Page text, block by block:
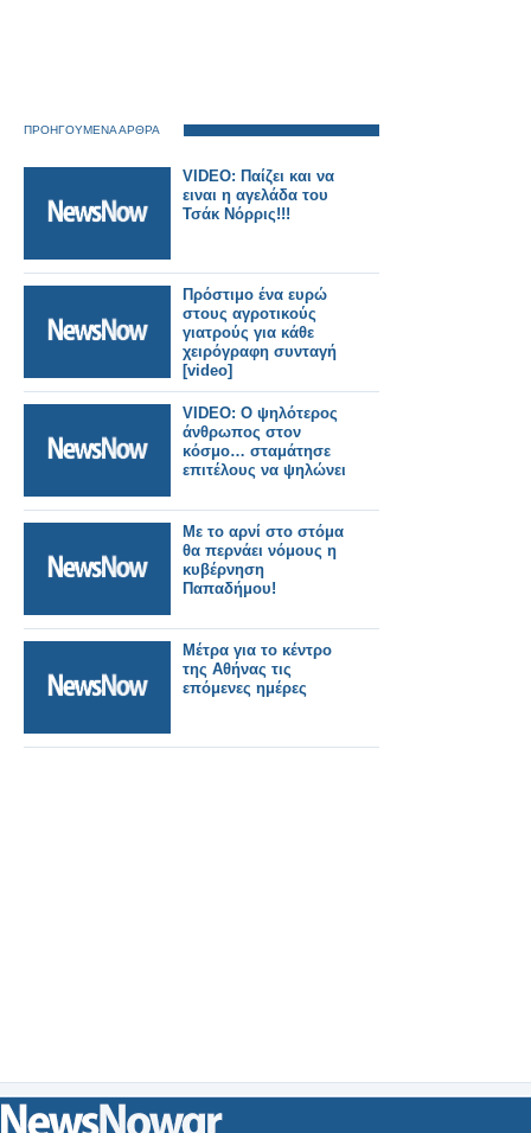
ΠΡΟΗΓΟΥΜΕΝΑ ΑΡΘΡΑ
VIDEO: Παίζει και να
ειναι η αγελάδα του
Τσάκ Νόρρις!!!
Πρόστιμο ένα ευρώ
στους αγροτικούς
γιατρούς για κάθε
χειρόγραφη συνταγή
[video]
VIDEO: Ο ψηλότερος
άνθρωπος στον
κόσμο… σταμάτησε
επιτέλους να ψηλώνει
Με το αρνί στο στόμα
θα περνάει νόμους η
κυβέρνηση
Παπαδήμου!
Μέτρα για το κέντρο
της Αθήνας τις
επόμενες ημέρες